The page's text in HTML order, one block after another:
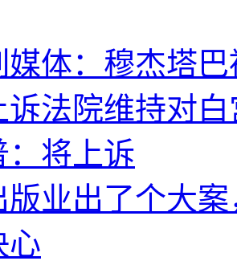
媒体：穆杰塔
诉法院维持对
：将上诉
版业出了个大
心